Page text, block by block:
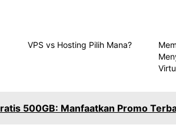
VPS vs Hosting Pilih Mana?
500GB: Manfaatkan Promo